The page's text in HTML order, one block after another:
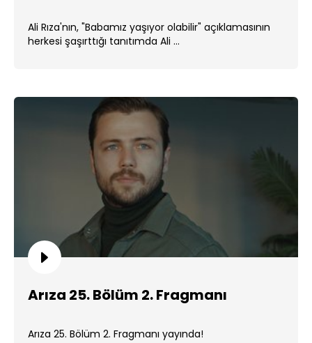
Ali Rıza'nın, "Babamız yaşıyor olabilir" açıklamasının
herkesi şaşırttığı tanıtımda Ali ...
Arıza 25. Bölüm 2. Fragmanı
Arıza 25. Bölüm 2. Fragmanı yayında!